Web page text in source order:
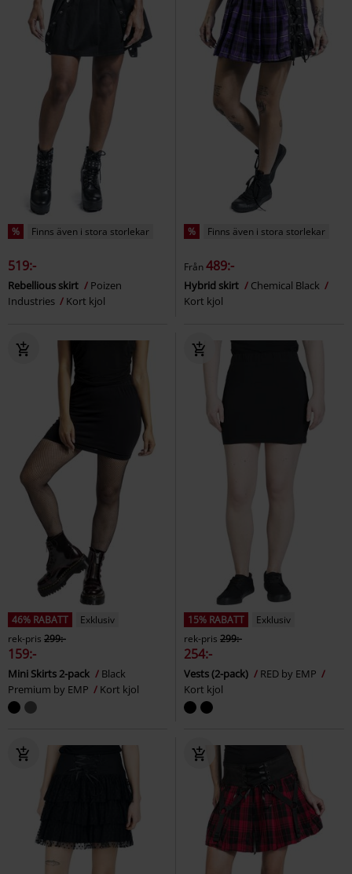
% Finns även i stora storlekar
519:-
Rebellious skirt
Poizen
Industries
Kort kjol
% Finns även i stora storlekar
Från489:-
Hybrid skirt
Chemical Black
Kort kjol
46% RABATT
Exklusiv
rek-pris 299:-
159:-
Mini Skirts 2-pack
Black
Premium by EMP
Kort kjol
15% RABATT
Exklusiv
rek-pris 299:-
254:-
Vests (2-pack)
RED by EMP
Kort kjol